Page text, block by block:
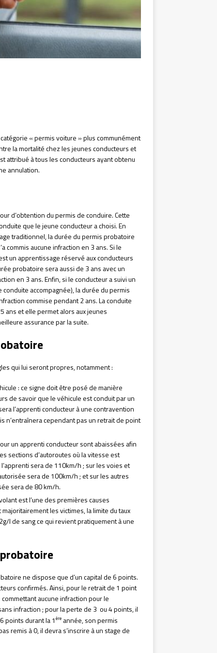
« permis voiture » plus communément
la mortalité chez les jeunes conducteurs et
attribué à tous les conducteurs ayant obtenu
annulation.
d’obtention du permis de conduire. Cette
que le jeune conducteur a choisi. En
traditionnel, la durée du permis probatoire
commis aucune infraction en 3 ans. Si le
un apprentissage réservé aux conducteurs
probatoire sera aussi de 3 ans avec un
en 3 ans. Enfin, si le conducteur a suivi un
accompagnée), la durée du permis
commise pendant 2 ans. La conduite
ans et elle permet alors aux jeunes
assurance par la suite.
qui lui seront propres, notamment :
: ce signe doit être posé de manière
de savoir que le véhicule est conduit par un
l’apprenti conducteur à une contravention
n’entraînera cependant pas un retrait de point
un apprenti conducteur sont abaissées afin
sections d’autoroutes où la vitesse est
sera de 110km/h ; sur les voies et
sera de 100km/h ; et sur les autres
sera de 80 km/h.
est l’une des premières causes
les victimes, la limite du taux
l de sang ce qui revient pratiquement à une
ne dispose que d’un capital de 6 points.
confirmés. Ainsi, pour le retrait de 1 point
aucune infraction pour le
infraction ; pour la perte de 3 ou 4 points, il
points durant la 1 èreannée, son permis
remis à 0, il devra s’inscrire à un stage de